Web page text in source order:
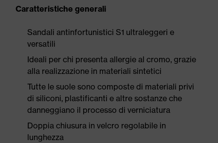
Caratteristiche generali
Sandali antinfortunistici S1 ultraleggeri e
versatili
Ideali per chi presenta allergie al cromo, grazie
alla realizzazione in materiali sintetici
Tutte le suole sono composte di materiali privi
di siliconi, plastificanti e altre sostanze che
danneggiano il processo di verniciatura
Doppia chiusura in velcro regolabile in
lunghezza